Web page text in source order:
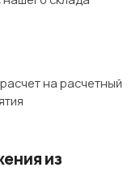
на расчетный
из